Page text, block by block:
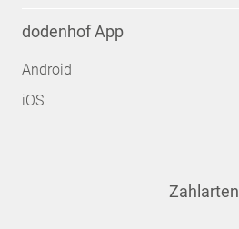
dodenhof App
Android
iOS
Zahlarten